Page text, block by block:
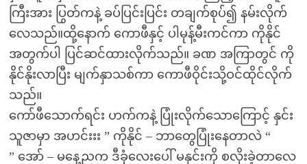
ကြီးအား ပြွတ်ကနဲ့ ခပ်ပြင်းပြင်း တချက်စုပ်၍ နမ်းလိုက်
လေသည်။ထို့နောက် ကောဖီနှင့် ပါမုန့်မီးကင်ကာ ကိုနိုင်
အတွက်ပါ ပြင်ဆင်ထားလိုက်သည်။ ခဏ အကြာတွင် ကို
နိုင်နိုးလာပြီး မျက်နှာသစ်ကာ ကောဖီဝိုင်းသို့ဝင်ထိုင်လိုက်
သည်။
ကော်ဖီသောက်ရင်း ဟက်ကနဲ့ ပြုံးလိုက်သောကြောင့် နှင်း
သူဇာမှာ အဟင်းးး ” ကိုနိုင် – ဘာတွေပြုံးနေတာလဲ “
” အော် – မနေ့ညက ဒီခုံလေးပေါ် မနှင်းကို စလိုးခဲ့တာလေ